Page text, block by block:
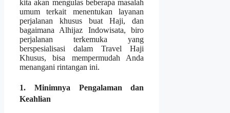
kita akan mengulas beberapa masalah
umum terkait menentukan layanan
perjalanan khusus buat Haji, dan
bagaimana Alhijaz Indowisata, biro
perjalanan terkemuka yang
berspesialisasi dalam Travel Haji
Khusus, bisa mempermudah Anda
menangani rintangan ini.
1. Minimnya Pengalaman dan
Keahlian